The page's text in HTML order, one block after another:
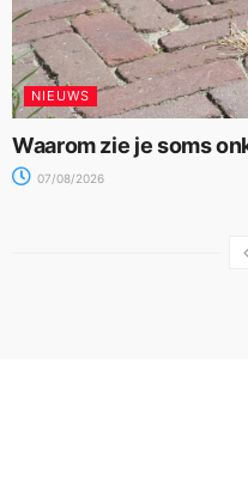
NIEUWS
Waarom zie je soms
07/08/2026